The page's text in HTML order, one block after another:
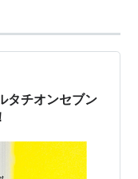
タチオンセブン